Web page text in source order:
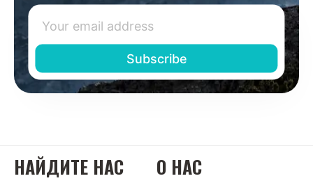
НАЙДИТЕ НАС О НАС